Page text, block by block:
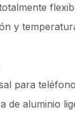
y
para teléfono
de aluminio